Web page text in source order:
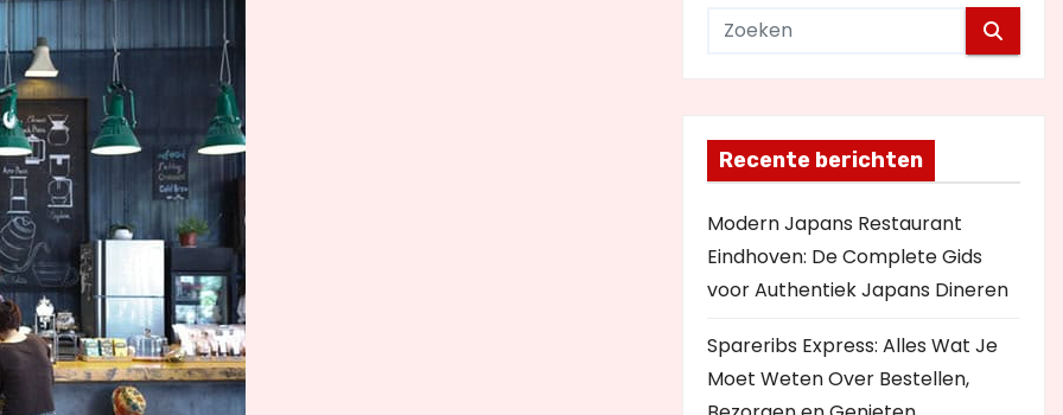
Recente berichten
Modern Japans Restaurant
Eindhoven: De Complete Gids
voor Authentiek Japans Dineren
Spareribs Express: Alles Wat Je
Moet Weten Over Bestellen,